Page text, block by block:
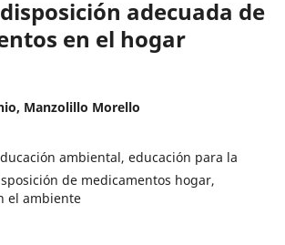
adecuada de
en el hogar
Manzolillo Morello
ambiental, educación para la
de medicamentos hogar,
el ambiente